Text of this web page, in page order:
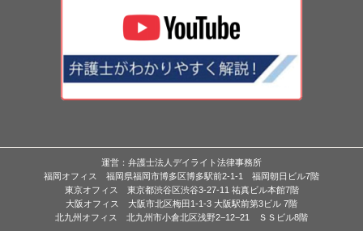
運営：弁護士法人デイライト法律事務所
福岡オフィス 福岡県福岡市博多区博多駅前2-1-1 福岡朝日ビル7階
東京オフィス 東京都渋谷区渋谷3-27-11 祐真ビル本館7階
大阪オフィス 大阪市北区梅田1-1-3 大阪駅前第3ビル 7階
北九州オフィス 北九州市小倉北区浅野2−12−21 ＳＳビル8階